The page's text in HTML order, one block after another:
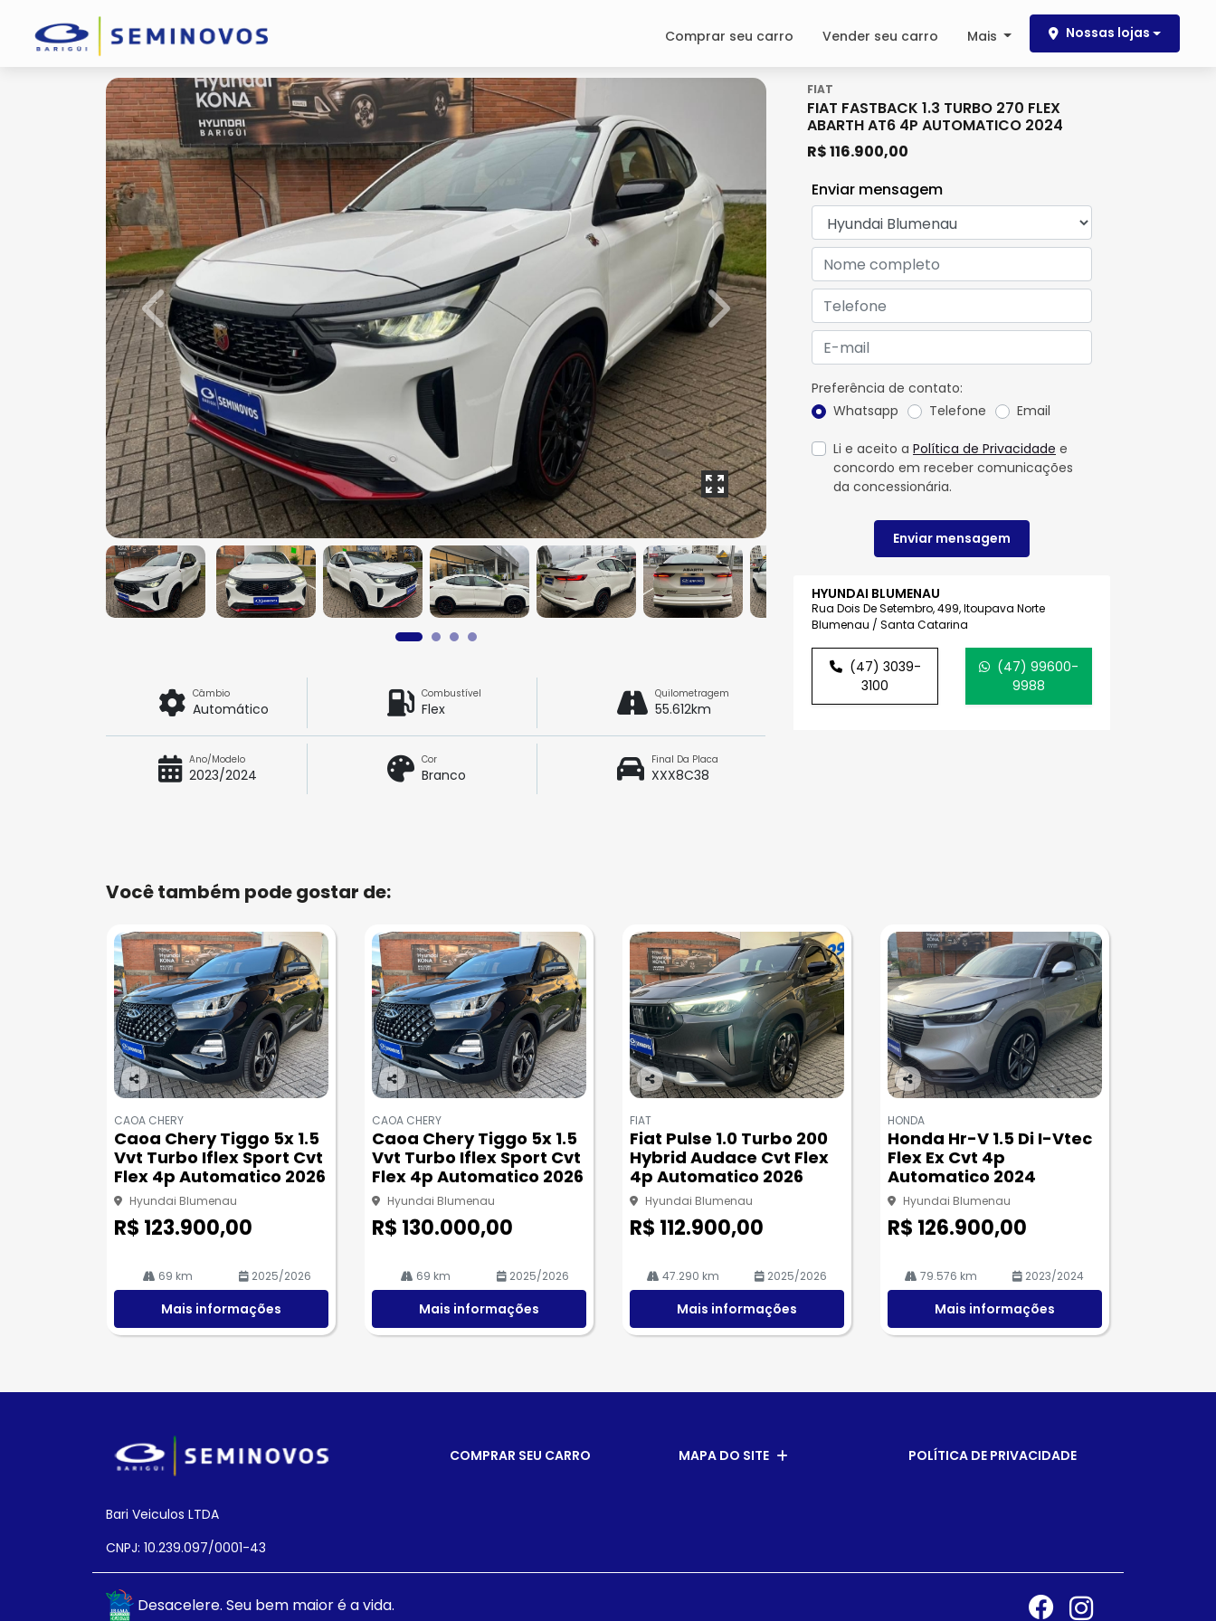
Comprar seu carro Vender seu carro Mais Nossas lojas
FIAT
FIAT FASTBACK 1.3 TURBO 270 FLEX
ABARTH AT6 4P AUTOMATICO 2024
R$ 116.900,00
HYUNDAI BLUMENAU
Rua Dois De Setembro, 499, Itoupava Norte
Blumenau / Santa Catarina
(47) 3039-
3100
(47) 99600-
9988
Enviar mensagem
Preferência de contato:
Whatsapp
Telefone Email
Li e aceito a Política de Privacidade e
concordo em receber comunicações
da concessionária.
Enviar mensagem
Previous Next
Câmbio
Automático
Combustível
Flex
Quilometragem
55.612km
Ano/Modelo
2023/2024
Cor
Branco
Final Da Placa
XXX8C38
Você também pode gostar de:
Co
pa
rtil
he
CAOA CHERY
Caoa Chery Tiggo 5x 1.5
Vvt Turbo Iflex Sport Cvt
Flex 4p Automatico 2026
Hyundai Blumenau
R$ 123.900,00
69 km 2025/2026
Mais informações
Co
pa
rtil
he
CAOA CHERY
Caoa Chery Tiggo 5x 1.5
Vvt Turbo Iflex Sport Cvt
Flex 4p Automatico 2026
Hyundai Blumenau
R$ 130.000,00
69 km 2025/2026
Mais informações
Co
pa
rtil
he
FIAT
Fiat Pulse 1.0 Turbo 200
Hybrid Audace Cvt Flex
4p Automatico 2026
Hyundai Blumenau
R$ 112.900,00
47.290 km 2025/2026
Mais informações
Co
pa
rtil
he
HONDA
Honda Hr-V 1.5 Di I-Vtec
Flex Ex Cvt 4p
Automatico 2024
Hyundai Blumenau
R$ 126.900,00
79.576 km 2023/2024
Mais informações
COMPRAR SEU CARRO MAPA DO SITE POLÍTICA DE PRIVACIDADE
Bari Veiculos LTDA
CNPJ: 10.239.097/0001-43
Desacelere. Seu bem maior é a vida.